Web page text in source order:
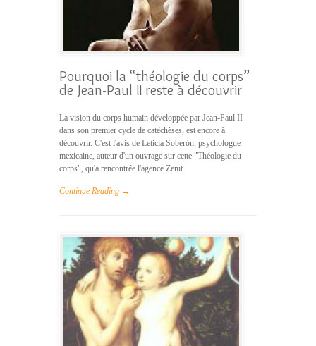
Pourquoi la “théologie du corps”
de Jean-Paul II reste à découvrir
La vision du corps humain développée par Jean-Paul II
dans son premier cycle de catéchèses, est encore à
découvrir. C'est l'avis de Leticia Soberón, psychologue
mexicaine, auteur d'un ouvrage sur cette "Théologie du
corps", qu'a rencontrée l'agence Zenit.
Continue Reading →